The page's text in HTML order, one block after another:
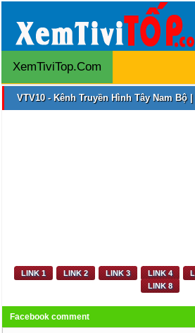
XemTiviTop.Com
LINK 1 LINK 2 LINK 3 LINK 4
LINK 8
Facebook comment